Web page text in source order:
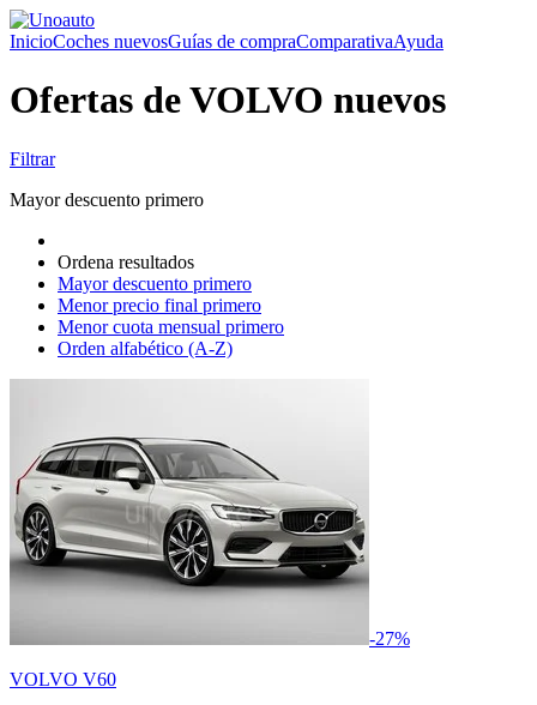
InicioCoches nuevosGuías de compraComparativaAyuda
Ofertas de VOLVO nuevos
Filtrar
Mayor descuento primero
Ordena resultados
Mayor descuento primero
Menor precio final primero
Menor cuota mensual primero
Orden alfabético (A-Z)
-27%
VOLVO V60